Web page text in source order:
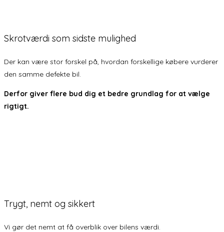
Skrotværdi som sidste mulighed
Der kan være stor forskel på, hvordan forskellige købere vurderer
den samme defekte bil.
Derfor giver flere bud dig et bedre grundlag for at vælge
rigtigt.
Trygt, nemt og sikkert
Vi gør det nemt at få overblik over bilens værdi.